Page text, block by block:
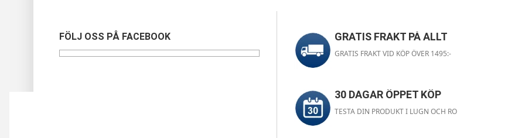
FÖLJ OSS PÅ FACEBOOK GRATIS FRAKT PÅ ALLT
GRATIS FRAKT VID KÖP ÖVER 1495:-
30 DAGAR ÖPPET KÖP
TESTA DIN PRODUKT I LUGN OCH RO